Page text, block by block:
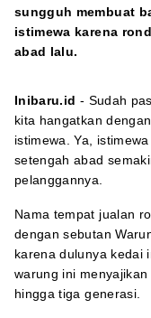
sungguh membuat
istimewa karena
abad lalu.
Inibaru.id - Sudah
kita hangatkan
istimewa. Ya,
setengah abad
pelanggannya.
Nama tempat jualan
dengan sebutan
karena dulunya kedai
warung ini
hingga tiga generasi.